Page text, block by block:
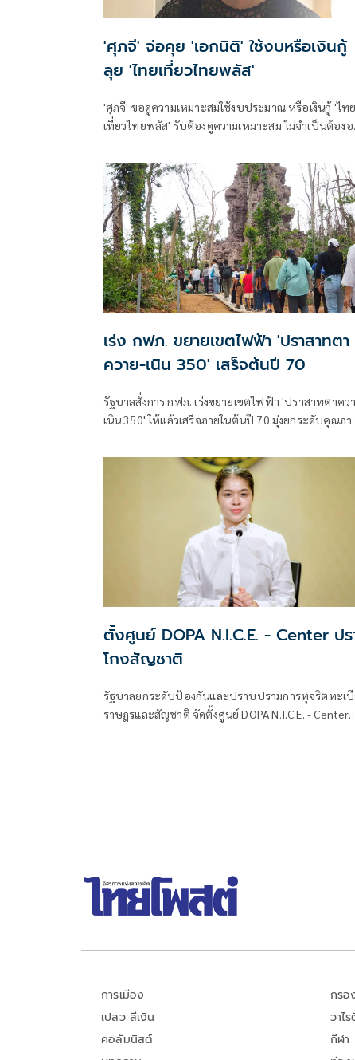
'ศุภจี' จ่อคุย 'เอกนิติ' ใช้งบหรือเงินกู้
ลุย 'ไทยเที่ยวไทยพลัส'
'ศุภจี' ขอดูความเหมาะสมใช้งบประมาณ หรือเงินกู้ 'ไทย
เที่ยวไทยพลัส' รับต้องดูความเหมาะสม ไม่จำเป็นต้องอ
เร่ง กฟภ. ขยายเขตไฟฟ้า 'ปราสาทตา
ควาย-เนิน 350' เสร็จต้นปี 70
รัฐบาลสั่งการ กฟภ. เร่งขยายเขตไฟฟ้า 'ปราสาทตาคว
เนิน 350' ให้แล้วเสร็จภายในต้นปี 70 มุ่งยกระดับคุณภ
ชายแดน
ตั้งศูนย์ DOPA N.I.C.E. - Center ปร
โกงสัญชาติ
รัฐบาลยกระดับป้องกันและปราบปรามการทุจริตทะเ
ราษฎรและสัญชาติ จัดตั้งศูนย์ DOPA N.I.C.E. - Center
การเมือง
เปลว สีเงิน
คอลัมนิสต์
กรอ
วาไ
กีฬา